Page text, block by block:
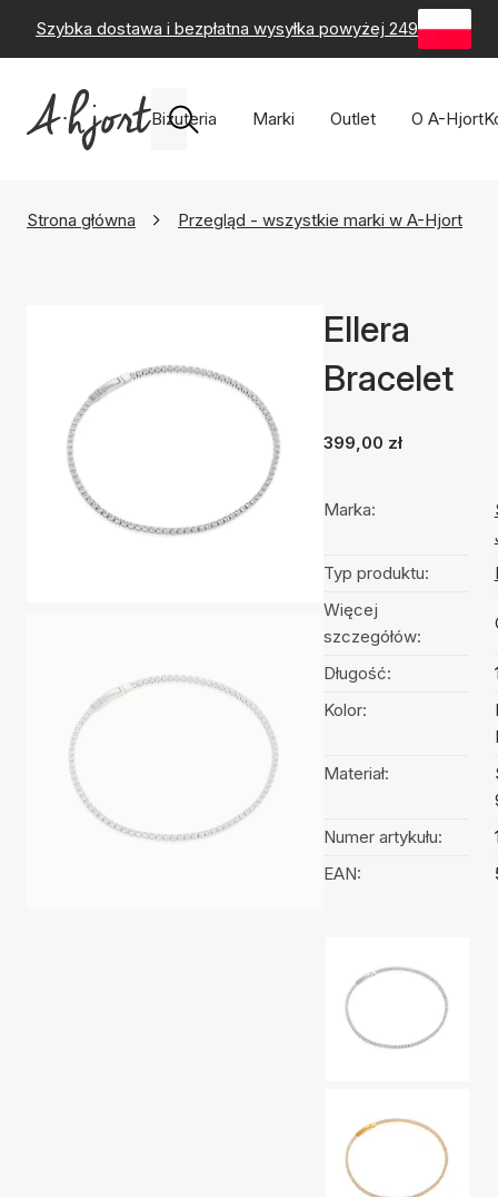
Szybka dostawa i bezpłatna wysyłka powyżej 249 zł -
Biżuteria Marki Outlet O A-Hjort
Strona główna Przegląd - wszystkie marki w A-Hjort
Ellera
Bracelet
399,00 zł
Marka:
Typ produktu:
Więcej
szczegółów:
Długość:
Kolor:
Materiał:
Numer artykułu:
EAN: